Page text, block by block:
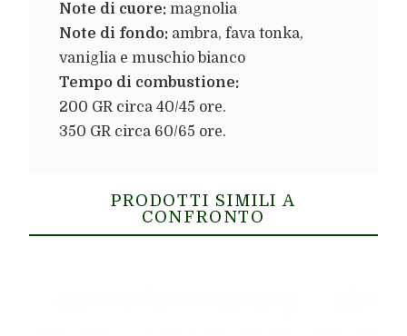
Note di cuore:magnolia
Note di fondo: ambra, fava tonka,
vaniglia e muschio bianco
Tempo di combustione:
200 GR circa 40/45 ore.
350 GR circa 60/65 ore.
PRODOTTI SIMILI A
CONFRONTO